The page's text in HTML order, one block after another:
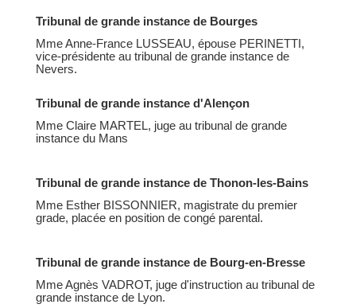
Tribunal de grande instance de Bourges
Mme Anne-France LUSSEAU, épouse PERINETTI,
vice-présidente au tribunal de grande instance de
Nevers.
Tribunal de grande instance d'Alençon
Mme Claire MARTEL, juge au tribunal de grande
instance du Mans
Tribunal de grande instance de Thonon-les-Bains
Mme Esther BISSONNIER, magistrate du premier
grade, placée en position de congé parental.
Tribunal de grande instance de Bourg-en-Bresse
Mme Agnès VADROT, juge d'instruction au tribunal de
grande instance de Lyon.